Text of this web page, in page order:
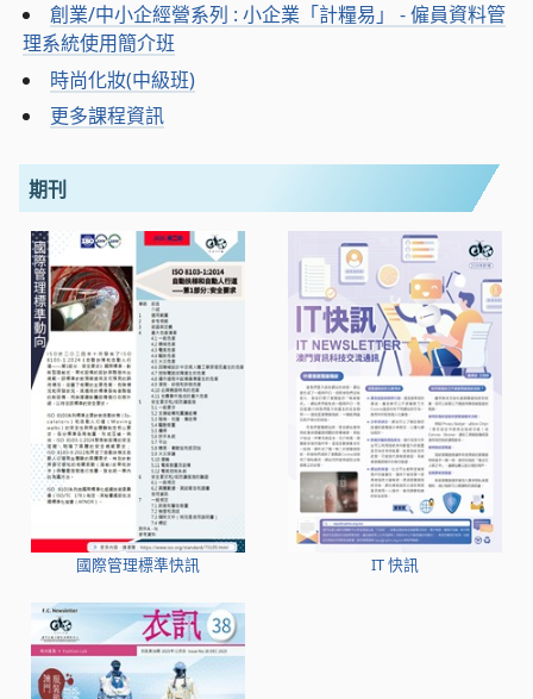
創業/中小企經營系列 : 小企業「計糧易」 - 僱員資料管
理系統使用簡介班
時尚化妝(中級班)
更多課程資訊
期刊
國際管理標準快訊 IT 快訊